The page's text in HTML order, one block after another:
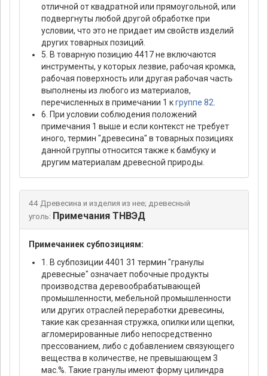
отличной от квадратной или прямоугольной, или
подвергнуты любой другой обработке при
условии, что это не придает им свойств изделий
других товарных позиций.
5. В товарную позицию 4417 не включаются
инструменты, у которых лезвие, рабочая кромка,
рабочая поверхность или другая рабочая часть
выполнены из любого из материалов,
перечисленных в примечании 1 кгруппе 82
6. При условии соблюдения положений
примечания 1 выше и если контекст не требует
иного, термин "древесина" в товарных позициях
данной группы относится также к бамбуку и
другим материалам древесной природы.
44 Древесина и изделия из нее; древесный
уголь: Примечания ТНВЭД
Примечаниек субпозициям:
1. В субпозиции 4401 31 термин "гранулы
древесные" означает побочные продукты
производства деревообрабатывающей
промышленности, мебельной промышленности
или других отраслей переработки древесины,
такие как срезанная стружка, опилки или щепки,
агломерированные либо непосредственно
прессованием, либо с добавлением связующего
вещества в количестве, не превышающем 3
мас.%. Такие гранулы имеют форму цилиндра